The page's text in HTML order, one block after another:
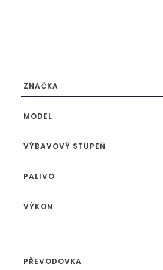
ZNAČKA
MODEL
VÝBAVOVÝ STUPEŇ
PALIVO
VÝKON
PŘEVODOVKA